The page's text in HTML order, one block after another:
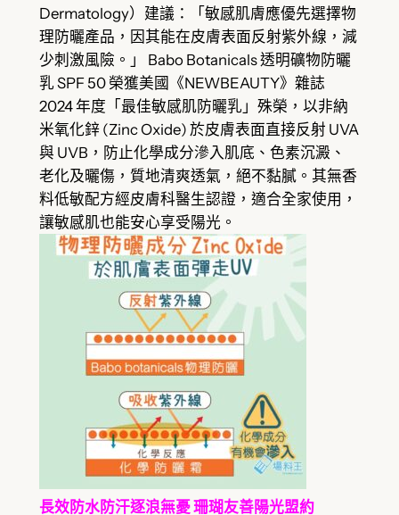
Dermatology）建議：「敏感肌膚應優先選擇物
理防曬產品，因其能在皮膚表面反射紫外線，減
少刺激風險。」 Babo Botanicals 透明礦物防曬
乳 SPF 50 榮獲美國《NEWBEAUTY》雜誌
2024 年度「最佳敏感肌防曬乳」殊榮，以非納
米氧化鋅 (Zinc Oxide) 於皮膚表面直接反射 UVA
與 UVB，防止化學成分滲入肌底、色素沉澱、
老化及曬傷，質地清爽透氣，絕不黏膩。其無香
料低敏配方經皮膚科醫生認證，適合全家使用，
讓敏感肌也能安心享受陽光。
長效防水防汗逐浪無憂 珊瑚友善陽光盟約